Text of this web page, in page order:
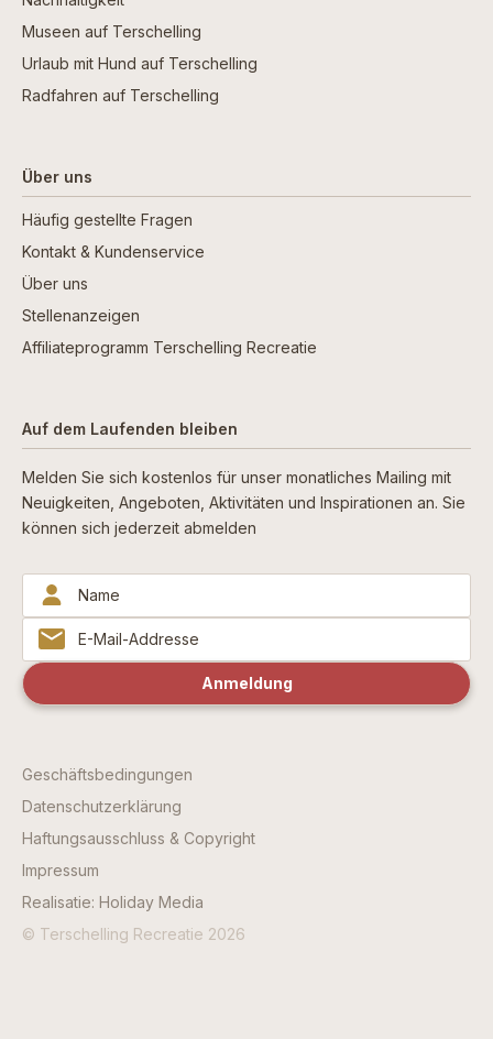
Museen auf Terschelling
Urlaub mit Hund auf Terschelling
Radfahren auf Terschelling
Über uns
Häufig gestellte Fragen
Kontakt & Kundenservice
Über uns
Stellenanzeigen
Affiliateprogramm Terschelling Recreatie
Auf dem Laufenden bleiben
Melden Sie sich kostenlos für unser monatliches Mailing mit
Neuigkeiten, Angeboten, Aktivitäten und Inspirationen an. Sie
können sich jederzeit abmelden
Geschäftsbedingungen
Datenschutzerklärung
Haftungsausschluss & Copyright
Impressum
Realisatie: Holiday Media
© Terschelling Recreatie 2026